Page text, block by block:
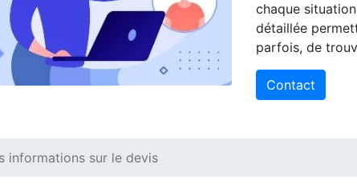
chaque
détaillée
parfois, de
Contact
informations sur le devis